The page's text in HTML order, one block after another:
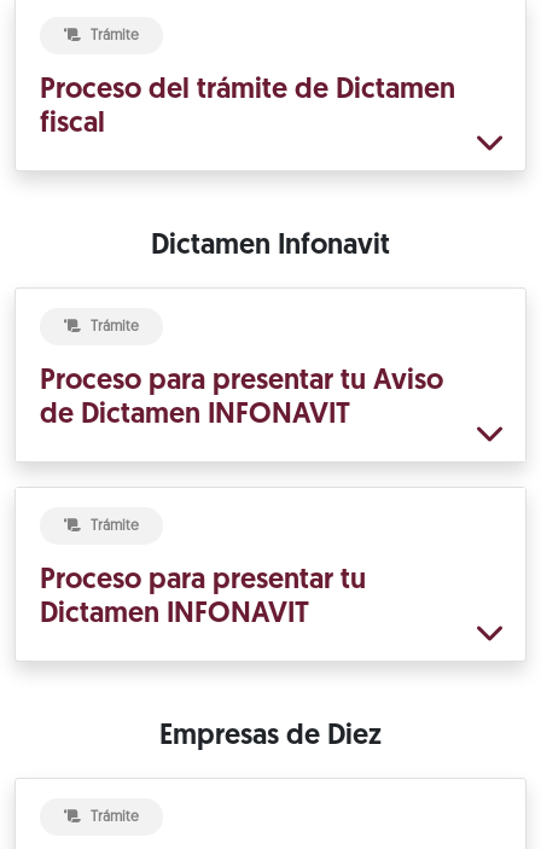
Trámite
Proceso del trámite de Dictamen
fiscal
Dictamen Infonavit
Trámite
Proceso para presentar tu Aviso
de Dictamen INFONAVIT
Trámite
Proceso para presentar tu
Dictamen INFONAVIT
Empresas de Diez
Trámite